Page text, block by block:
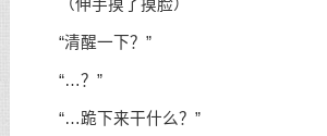
（伸手摸了摸脸）
“清醒一下？”
“…？”
“…跪下来干什么？”